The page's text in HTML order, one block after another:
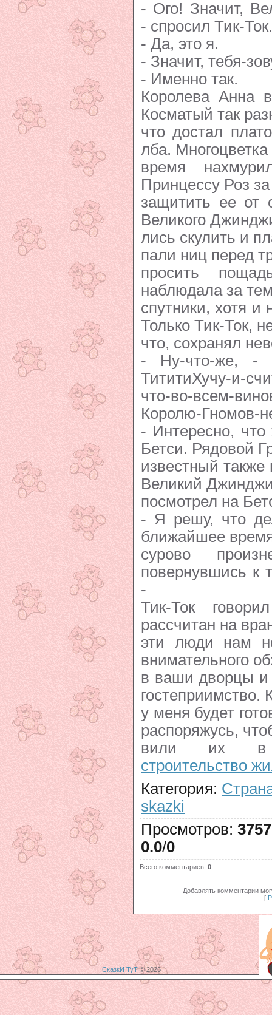
- Ого! Значит,
- спросил Тик-Ток.
- Да, это я.
- Значит, тебя-
- Именно так.
Королева Анна
Косматый так
что достал
лба.
время
Принцессу Роз
защитить ее от
Великого
лись скулить и
пали ниц перед
просить
наблюдала за
спутники, хотя
Только Тик-Ток,
что, сохранял
- Ну-что-же, -
ТититиХучу-и-
что-во-всем-
Королю-Гномов-
- Интересно, что
Бетси. Рядовой
известный
Великий
посмотрел на
- Я решу, что
ближайшее
сурово
повернувшись к
-
Тик-Ток
рассчитан на
эти люди нам
внимательного
в ваши дворцы и
у меня будет
распоряжусь,
вили их в
строительство
Категория:
skazki
Просмотров: 3757
0.0/0
Всего комментариев: 0
Добавлять комментарии
[
СказкИ ТуТ© 2026